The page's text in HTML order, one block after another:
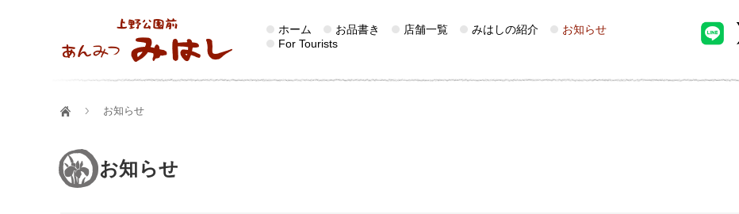
ホーム お品書き 店舗一覧 みはしの紹介
お知らせ
For Tourists
お知らせ
お知らせ